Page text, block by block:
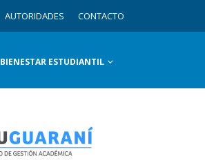
AUTORIDADES CONTACTO
BIENESTAR ESTUDIANTIL